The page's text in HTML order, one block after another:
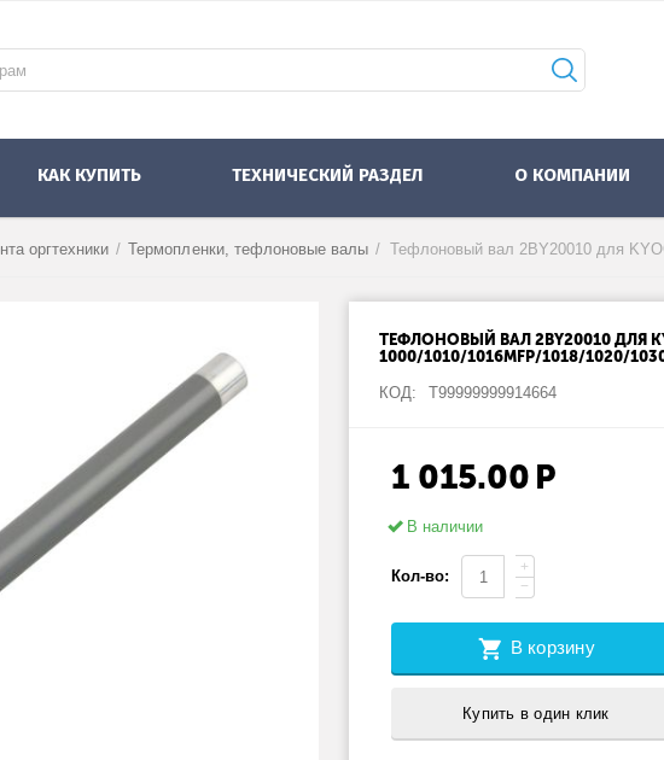
КАК КУПИТЬ ТЕХНИЧЕСКИЙ РАЗДЕЛ О КОМПАНИИ
оргтехники / Термопленки, тефлоновые валы /
ТЕФЛОНОВЫЙ ВАЛ 2BY20010 ДЛЯ
1000/1010/1016MFP/1018/1020/
КОД:
Т99999999914664
1 015.00 Р
В наличии
Кол-во:
+
−
В корзину
Купить в один клик